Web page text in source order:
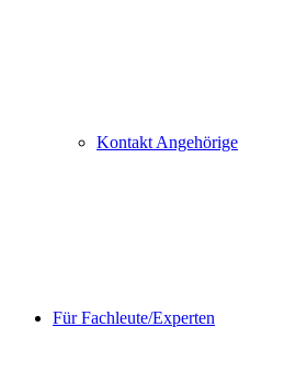
Kontakt Angehörige
Für Fachleute/Experten